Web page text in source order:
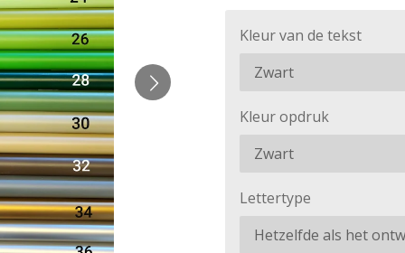
Kleur van de tekst
Kleur opdruk
Lettertype